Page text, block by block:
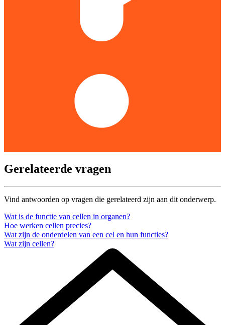
Gerelateerde vragen
Vind antwoorden op vragen die gerelateerd zijn aan dit onderwerp.
Wat is de functie van cellen in organen?
Hoe werken cellen precies?
Wat zijn de onderdelen van een cel en hun functies?
Wat zijn cellen?